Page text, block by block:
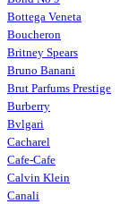
Bottega Veneta
Boucheron
Britney Spears
Bruno Banani
Brut Parfums Prestige
Burberry
Bvlgari
Cacharel
Cafe-Cafe
Calvin Klein
Canali